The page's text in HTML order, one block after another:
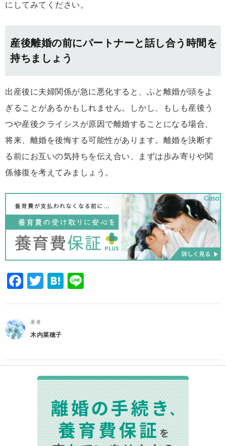
にしてみてください。
産後離婚の前にパートナーと話し合う時間を
持ちましょう
出産後に夫婦関係が急に悪化すると、ふと離婚が頭をよ
ぎることがあるかもしれません。しかし、もしも産後う
つや産後クライシスが原因で離婚することになる場合、
将来、離婚を後悔する可能性があります。離婚を決断す
る前にお互いの気持ちを伝え合い、まずは歩み寄りや関
係修復を考えてみましょう。
Facebook
TwitterHatena
著者
木内菜穂子